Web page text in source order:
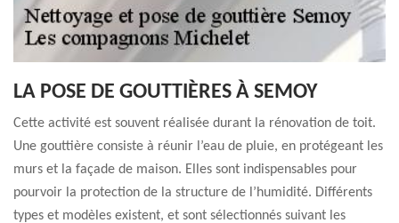
LA POSE DE GOUTTIÈRES À SEMOY
Cette activité est souvent réalisée durant la rénovation de toit.
Une gouttière consiste à réunir l’eau de pluie, en protégeant les
murs et la façade de maison. Elles sont indispensables pour
pourvoir la protection de la structure de l’humidité. Différents
types et modèles existent, et sont sélectionnés suivant les